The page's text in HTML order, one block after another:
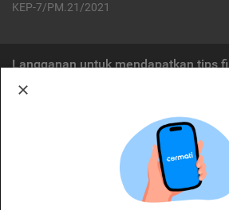
KEP-7/PM.21/2021
Langganan untuk mendapatkan tips
Cermati merupakan penyelenggara agregasi jasa
OJK. Oleh karena itu, produk dan/atau layanan
ditawarkan bukan merupakan produk dan/atau
diterbitkan oleh Cermati dan Cermati tidak